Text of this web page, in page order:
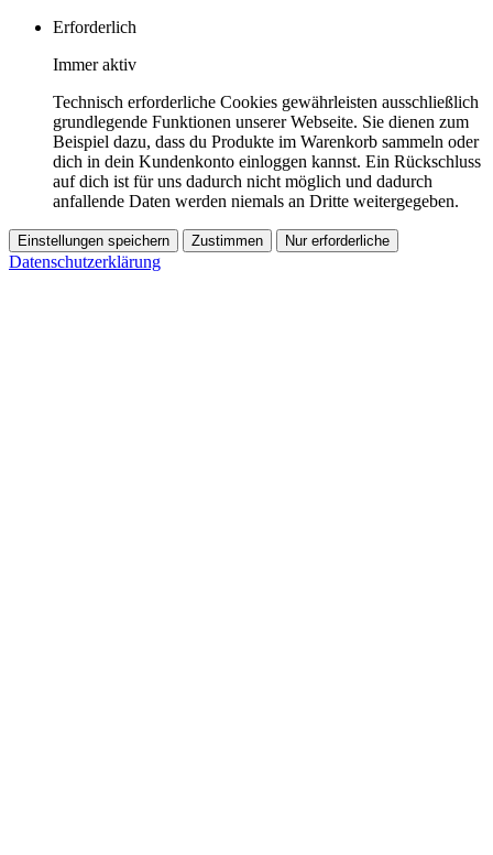
Erforderlich
Immer aktiv
Technisch erforderliche Cookies gewährleisten ausschließlich
grundlegende Funktionen unserer Webseite. Sie dienen zum
Beispiel dazu, dass du Produkte im Warenkorb sammeln oder
dich in dein Kundenkonto einloggen kannst. Ein Rückschluss
auf dich ist für uns dadurch nicht möglich und dadurch
anfallende Daten werden niemals an Dritte weitergegeben.
Einstellungen speichern Zustimmen Nur erforderliche
Datenschutzerklärung